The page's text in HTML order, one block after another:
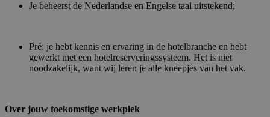
Je beheerst de Nederlandse en Engelse taal uitstekend;
Pré: je hebt kennis en ervaring in de hotelbranche en hebt
gewerkt met een hotelreserveringssysteem. Het is niet
noodzakelijk, want wij leren je alle kneepjes van het vak.
Over jouw toekomstige werkplek